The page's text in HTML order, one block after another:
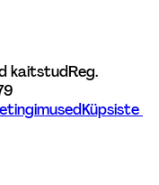
kaitstudReg.
Küpsiste